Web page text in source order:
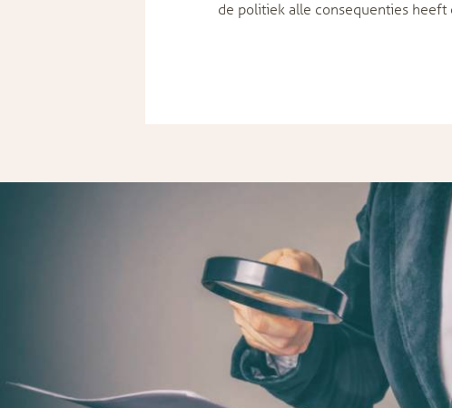
de politiek alle consequenties heeft